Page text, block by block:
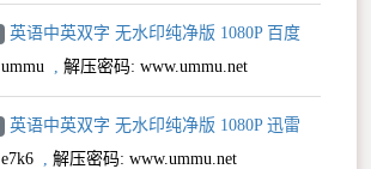
英语中英双字 无水印纯净版 1080P 百度
ummu 解压密码: www.ummu.net
英语中英双字 无水印纯净版 1080P 迅雷
e7k6 解压密码: www.ummu.net